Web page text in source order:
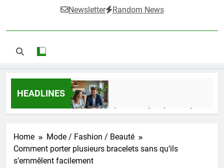
Newsletter Random News
HEADLINES
Guide complet pour réussir un achat
1 Semaine Ago
Home
Mode / Fashion / Beauté
Comment porter plusieurs bracelets sans qu’ils
s’emmêlent facilement